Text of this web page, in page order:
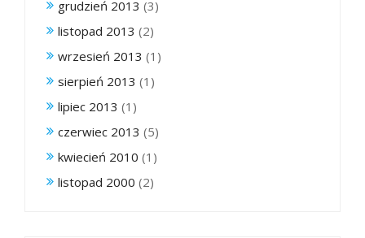
grudzień 2013 (3)
listopad 2013 (2)
wrzesień 2013 (1)
sierpień 2013 (1)
lipiec 2013 (1)
czerwiec 2013 (5)
kwiecień 2010 (1)
listopad 2000 (2)